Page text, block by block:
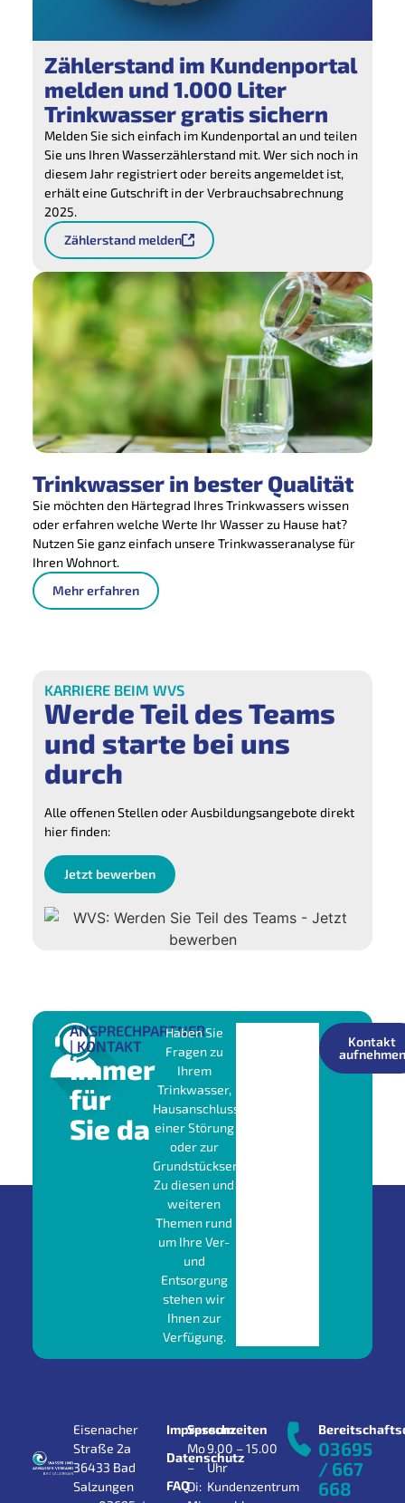
Zählerstand im Kundenportal
melden und 1.000 Liter
Trinkwasser gratis sichern
Melden Sie sich einfach im Kundenportal an und teilen
Sie uns Ihren Wasserzählerstand mit. Wer sich noch in
diesem Jahr registriert oder bereits angemeldet ist,
erhält eine Gutschrift in der Verbrauchsabrechnung
2025.
Zählerstand melden
Trinkwasser in bester Qualität
Sie möchten den Härtegrad Ihres Trinkwassers wissen
oder erfahren welche Werte Ihr Wasser zu Hause hat?
Nutzen Sie ganz einfach unsere Trinkwasseranalyse für
Ihren Wohnort.
Mehr erfahren
KARRIERE BEIM WVS
Werde Teil des Teams
und starte bei uns
durch
Alle offenen Stellen oder Ausbildungsangebote direkt
hier finden:
Jetzt bewerben
ANSPRECHPARTNER
| KONTAKT
Immer
für
Sie da
Haben Sie
Fragen zu
Ihrem
Trinkwasser,
Hausanschluss,
einer Störung
oder zur
Grundstücksentwässerung?
Zu diesen und
weiteren
Themen rund
um Ihre Ver-
und
Entsorgung
stehen wir
Ihnen zur
Verfügung.
Kontakt
aufnehmen
Eisenacher
Straße 2a
36433 Bad
Salzungen
Impressum
Datenschutz
FAQ
Sprechzeiten
Mo
–
Di:
9.00 – 15.00
Uhr
Kundenzentrum
03695
/ 667
668